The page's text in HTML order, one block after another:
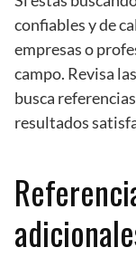
confiables y de
empresas o
campo. Revisa
busca
resultados